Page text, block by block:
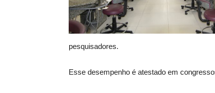
pesquisadores.
Esse desempenho é atestado em